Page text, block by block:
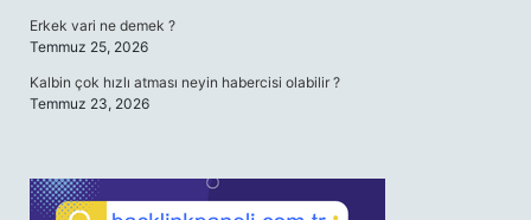
Erkek vari ne demek ?
Temmuz 25, 2026
Kalbin çok hızlı atması neyin habercisi olabilir ?
Temmuz 23, 2026